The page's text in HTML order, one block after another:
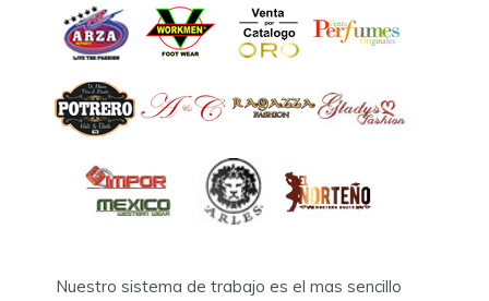
Nuestro sistema de trabajo es el mas sencillo